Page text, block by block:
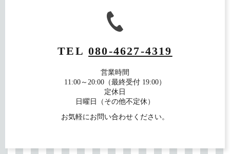
TEL080-4627-4319
営業時間
11:00～20:00（最終受付 19:00）
定休日
日曜日（その他不定休）
お気軽にお問い合わせください。